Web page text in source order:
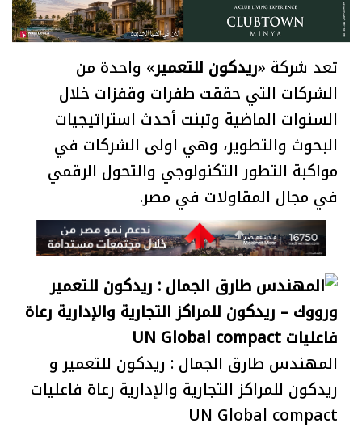
تعد شركة «ريدكون للتعمير» واحدة من
الشركات التي حققت طفرات وقفزات خلال
السنوات الماضية وتبنت أحدث استراتيجيات
البحوث والتطوير، وهي اولى الشركات في
مواكبة التطور التكنولوجي والتحول الرقمي
في مجال المقاولات في مصر.
المهندس طارق الجمال : ريدكون للتعمير و
ريدكون للمراكز التجارية والإدارية رعاة فاعليات
UN Global compact